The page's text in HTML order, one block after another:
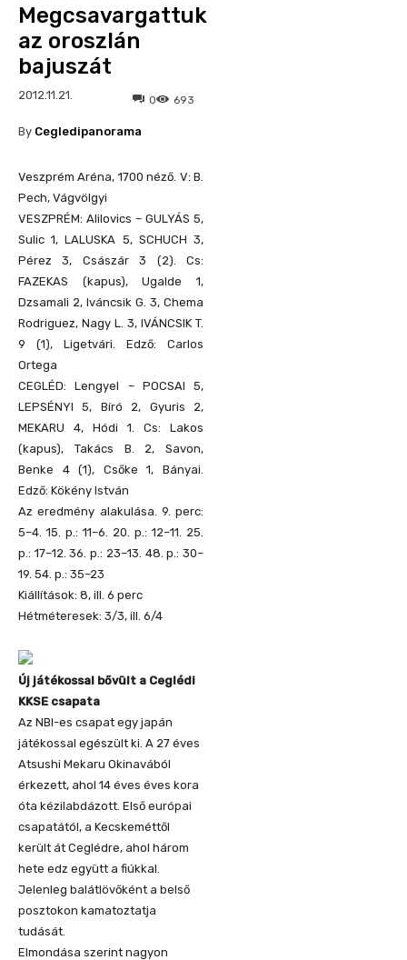
Megcsavargattuk
az oroszlán
bajuszát
2012.11.21. 693
0
By Cegledipanorama
Veszprém Aréna, 1700 néző. V: B.
Pech, Vágvölgyi
VESZPRÉM: Alilovics – GULYÁS 5,
Sulic 1, LALUSKA 5, SCHUCH 3,
Pérez 3, Császár 3 (2). Cs:
FAZEKAS (kapus), Ugalde 1,
Dzsamali 2, Iváncsik G. 3, Chema
Rodriguez, Nagy L. 3, IVÁNCSIK T.
9 (1), Ligetvári. Edző: Carlos
Ortega
CEGLÉD: Lengyel – POCSAI 5,
LEPSÉNYI 5, Bíró 2, Gyuris 2,
MEKARU 4, Hódi 1. Cs: Lakos
(kapus), Takács B. 2, Savon,
Benke 4 (1), Csőke 1, Bányai.
Edző: Kökény István
Az eredmény alakulása. 9. perc:
5–4. 15. p.: 11–6. 20. p.: 12–11. 25.
p.: 17–12. 36. p.: 23–13. 48. p.: 30–
19. 54. p.: 35–23
Kiállítások: 8, ill. 6 perc
Hétméteresek: 3/3, ill. 6/4
Új játékossal bővült a Ceglédi
KKSE csapata
Az NBI-es csapat egy japán
játékossal egészült ki. A 27 éves
Atsushi Mekaru Okinavából
érkezett, ahol 14 éves éves kora
óta kézilabdázott. Első európai
csapatától, a Kecskeméttől
került át Ceglédre, ahol három
hete edz együtt a fiúkkal.
Jelenleg balátlövőként a belső
posztokon kamatoztatja
tudását.
Elmondása szerint nagyon